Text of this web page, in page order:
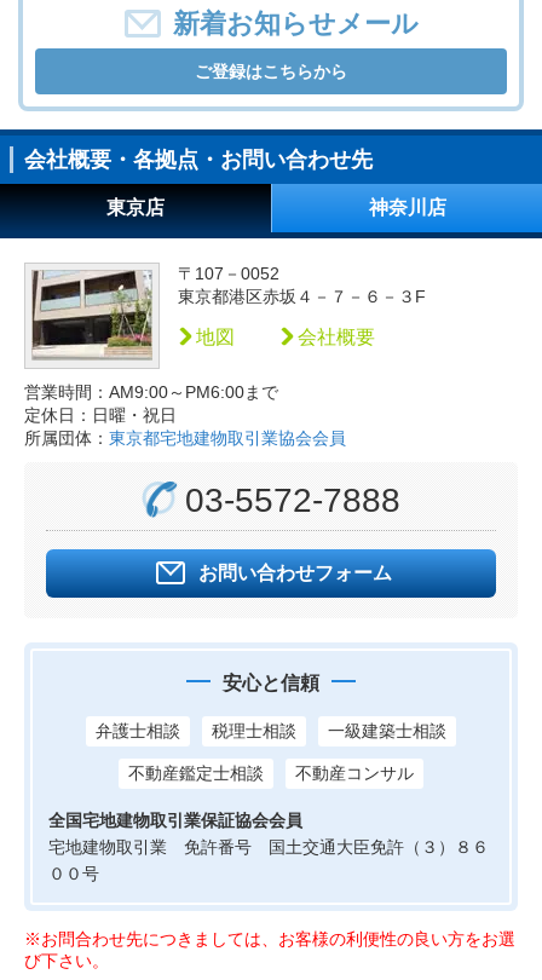
新着お知らせメール
ご登録はこちらから
会社概要・各拠点・お問い合わせ先
東京店 神奈川店
〒107－0052
東京都港区赤坂４－７－６－３F
地図 会社概要
営業時間：AM9:00～PM6:00まで
定休日：日曜・祝日
所属団体： 東京都宅地建物取引業協会会員
03-5572-7888
お問い合わせフォーム
安心と信頼
弁護士相談 税理士相談 一級建築士相談
不動産鑑定士相談 不動産コンサル
全国宅地建物取引業保証協会会員
宅地建物取引業 免許番号 国土交通大臣免許（３）８６
００号
※お問合わせ先につきましては、お客様の利便性の良い方をお選
び下さい。